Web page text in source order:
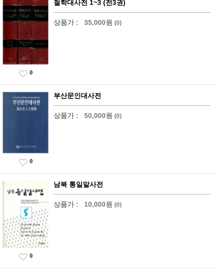
철학대사전 1~3 (전3권)
상품가 : 35,000원 (0)
0
부산문인대사전
상품가 : 50,000원 (0)
0
남북 통일말사전
상품가 : 10,000원 (0)
0